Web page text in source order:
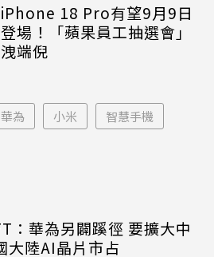
iPhone 18 Pro有望9月9日
登場！「蘋果員工抽選會」
洩端倪
華為 小米 智慧手機
：華為另闢蹊徑 要擴大中
大陸AI晶片市占